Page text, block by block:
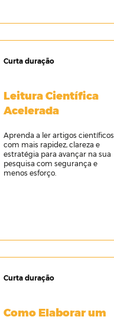
Curta duração
Leitura Científica
Acelerada
Aprenda a ler artigos científicos
com mais rapidez, clareza e
estratégia para avançar na sua
pesquisa com segurança e
menos esforço.
Curta duração
Como Elaborar um